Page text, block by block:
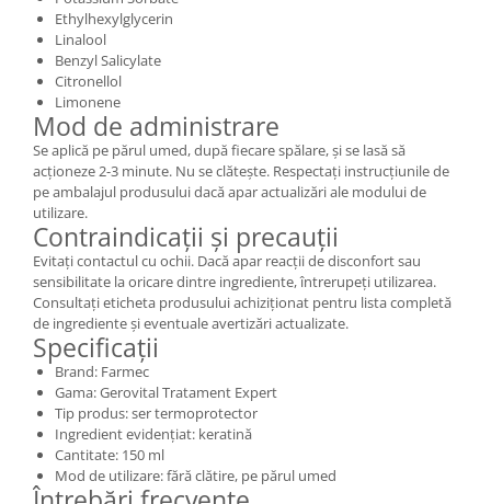
Ethylhexylglycerin
Linalool
Benzyl Salicylate
Citronellol
Limonene
Mod de administrare
Se aplică pe părul umed, după fiecare spălare, și se lasă să
acționeze 2-3 minute. Nu se clătește. Respectați instrucțiunile de
pe ambalajul produsului dacă apar actualizări ale modului de
utilizare.
Contraindicații și precauții
Evitați contactul cu ochii. Dacă apar reacții de disconfort sau
sensibilitate la oricare dintre ingrediente, întrerupeți utilizarea.
Consultați eticheta produsului achiziționat pentru lista completă
de ingrediente și eventuale avertizări actualizate.
Specificații
Brand: Farmec
Gama: Gerovital Tratament Expert
Tip produs: ser termoprotector
Ingredient evidențiat: keratină
Cantitate: 150 ml
Mod de utilizare: fără clătire, pe părul umed